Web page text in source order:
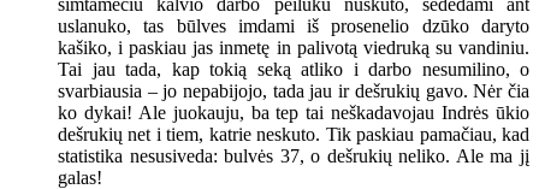
uslanuko, tas būlves imdami iš prosenelio dzūko daryto
kašiko, i paskiau jas inmetę in palivotą viedruką su vandiniu.
Tai jau tada, kap tokią seką atliko i darbo nesumilino, o
svarbiausia – jo nepabijojo, tada jau ir dešrukių gavo. Nėr čia
ko dykai! Ale juokauju, ba tep tai neškadavojau Indrės ūkio
dešrukių net i tiem, katrie neskuto. Tik paskiau pamačiau, kad
statistika nesusiveda: bulvės 37, o dešrukių neliko. Ale ma jį
galas!